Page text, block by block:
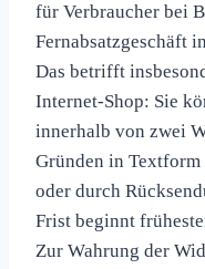
für Verbraucher bei
Fernabsatzgeschäft
Das betrifft
Internet-Shop: Sie
innerhalb von zwei
Gründen in
oder durch
Frist beginnt
Zur Wahrung der